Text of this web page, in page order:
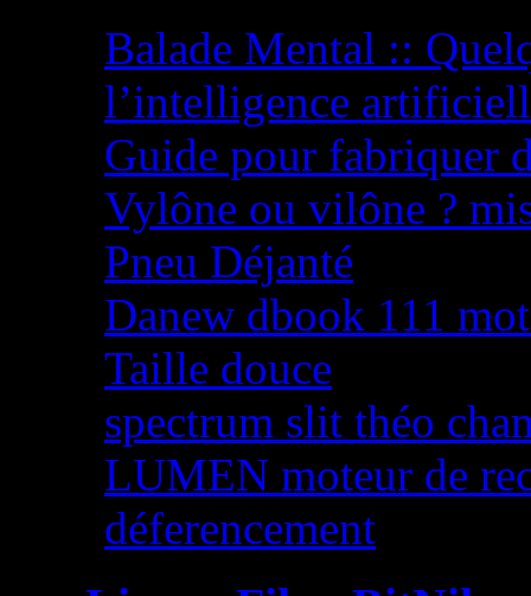
Balade Mental ::
l’intelligence
Guide pour fabriquer
Vylône ou vilône ?
Pneu Déjanté
Danew dbook 111
Taille douce
spectrum slit théo
LUMEN moteur de
déferencement